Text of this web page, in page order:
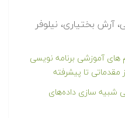
آرش بختیاری، نیلوفر
های آموزشی برنامه نویسی
مقدماتی تا پیشرفته
شبیه سازی داده‌های